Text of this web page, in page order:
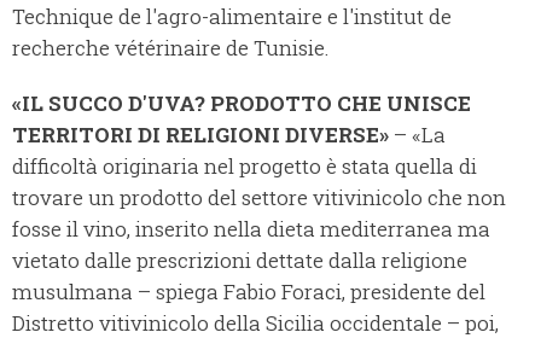
Technique de l'agro-alimentaire e l'institut de
recherche vétérinaire de Tunisie.
«IL SUCCO D'UVA? PRODOTTO CHE UNISCE
TERRITORI DI RELIGIONI DIVERSE» – «La
difficoltà originaria nel progetto è stata quella di
trovare un prodotto del settore vitivinicolo che non
fosse il vino, inserito nella dieta mediterranea ma
vietato dalle prescrizioni dettate dalla religione
musulmana – spiega Fabio Foraci, presidente del
Distretto vitivinicolo della Sicilia occidentale – poi,